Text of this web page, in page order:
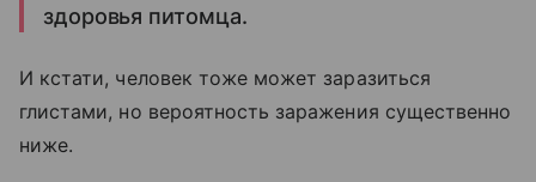
здоровья питомца.
И кстати, человек тоже может заразиться
глистами, но вероятность заражения существенно
ниже.